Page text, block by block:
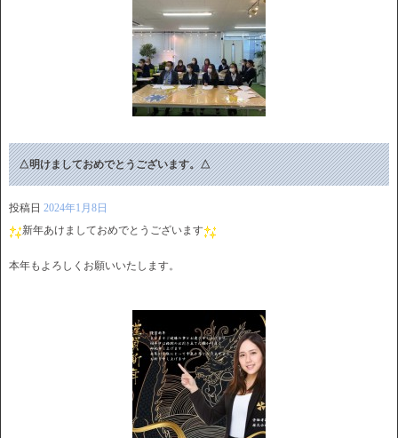
△明けましておめでとうございます。△
投稿日 2024年1月8日
新年あけましておめでとうございます
本年もよろしくお願いいたします。